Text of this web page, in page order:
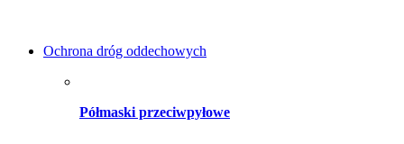
Ochrona dróg oddechowych
Półmaski przeciwpyłowe